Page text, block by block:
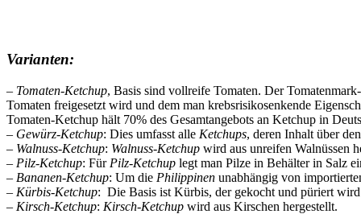
Varianten:
– Tomaten-Ketchup, Basis sind vollreife Tomaten. Der
Tomaten freigesetzt wird und dem man krebsrisikosenkende
Tomaten-Ketchup hält 70% des Gesamtangebots an Ketchup in
– Gewürz-Ketchup: Dies umfasst alle Ketchups, deren Inhalt über
– Walnuss-Ketchup: Walnuss-Ketchup wird aus unreifen Walnüssen
– Pilz-Ketchup: Für Pilz-Ketchup legt man Pilze in Behälter in Salz
– Bananen-Ketchup: Um die Philippinen unabhängig von
– Kürbis-Ketchup: Die Basis ist Kürbis, der gekocht und püriert
– Kirsch-Ketchup: Kirsch-Ketchup wird aus Kirschen hergestellt.